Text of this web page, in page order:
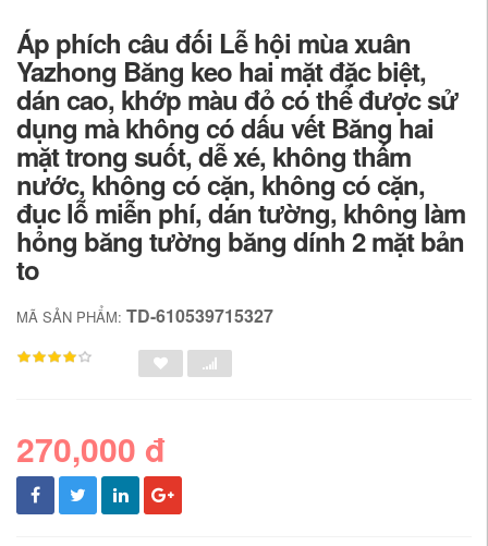
Áp phích câu đối Lễ hội mùa xuân
Yazhong Băng keo hai mặt đặc biệt,
dán cao, khớp màu đỏ có thể được sử
dụng mà không có dấu vết Băng hai
mặt trong suốt, dễ xé, không thấm
nước, không có cặn, không có cặn,
đục lỗ miễn phí, dán tường, không làm
hỏng băng tường băng dính 2 mặt bản
to
MÃ SẢN PHẨM: TD-610539715327
270,000 đ